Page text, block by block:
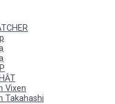
Vixen
Takahashi